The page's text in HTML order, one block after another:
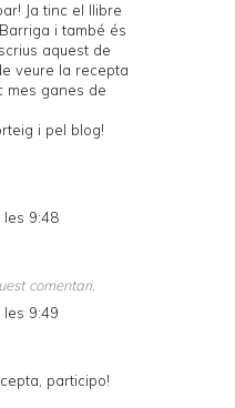
Ja tinc el llibre
i també és
aquest de
veure la recepta
mes ganes de
i pel blog!
les 9:48
comentari.
les 9:49
participo!